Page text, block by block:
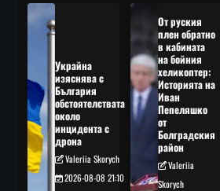
Украйна
изяснява с
България
обстоятелствата
около
инцидента с
дрона
Valeriia Skorych
2026-08-08 21:10
От руския
плен обратно
в кабината
на бойния
хеликоптер:
Историята на
Иван
Пепеляшко
от
Болградския
район
Valeriia
Skorych